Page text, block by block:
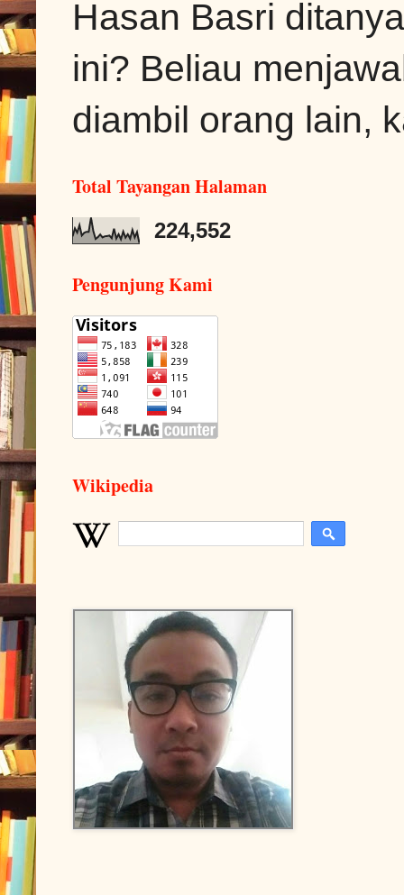
Hasan Basri
ini? Beliau
diambil orang lain,
Total Tayangan Halaman
224,552
Pengunjung Kami
Wikipedia